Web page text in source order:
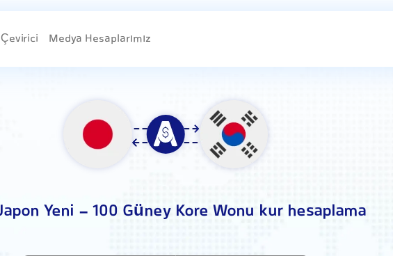
Çevirici Medya Hesaplarımız
Yeni - 100 Güney Kore Wonu kur hesaplama